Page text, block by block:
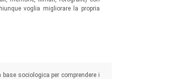
voglia migliorare la propria
sociologica per comprendere i